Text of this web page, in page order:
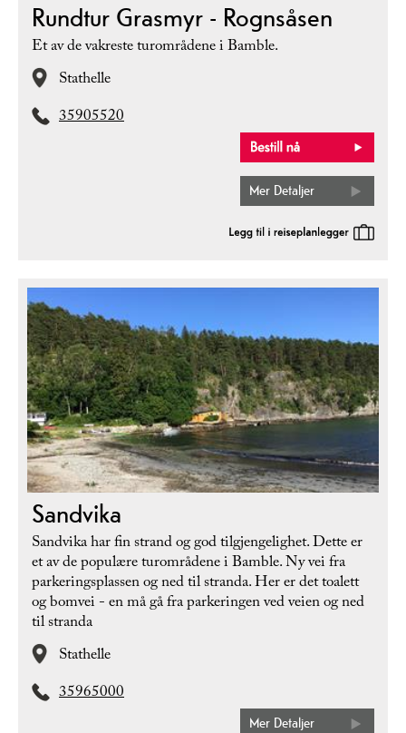
Rundtur Grasmyr - Rognsåsen
Et av de vakreste turområdene i Bamble.
Stathelle
35905520
Mer Detaljer
Sandvika
Sandvika har fin strand og god tilgjengelighet. Dette er
et av de populære turområdene i Bamble. Ny vei fra
parkeringsplassen og ned til stranda. Her er det toalett
og bomvei - en må gå fra parkeringen ved veien og ned
til stranda
Stathelle
35965000
Mer Detaljer